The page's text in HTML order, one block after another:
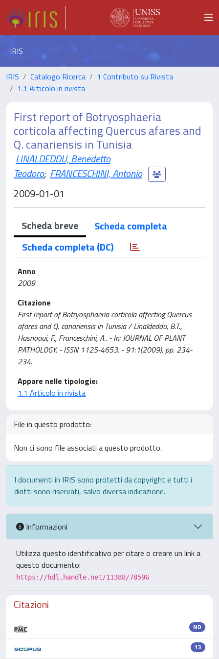
IRIS
IRIS Catalogo Ricerca
1 Contributo su Rivista
1.1 Articolo in rivista
First report of Botryosphaeria
corticola affecting Quercus afares and
Q. canariensis in Tunisia
LINALDEDDU, Benedetto
Teodoro; FRANCESCHINI, Antonio
2009-01-01
Scheda breve
Scheda completa
Scheda completa (DC)
Anno
2009
Citazione
First report of Botryosphaeria corticola affecting Quercus
afares and Q. canariensis in Tunisia / Linaldeddu, B.T.,
Hasnaoui, F., Franceschini, A.. - In: JOURNAL OF PLANT
PATHOLOGY. - ISSN 1125-4653. - 91:1(2009), pp. 234-
234.
Appare nelle tipologie:
1.1 Articolo in rivista
File in questo prodotto:
Non ci sono file associati a questo prodotto.
I documenti in IRIS sono protetti da copyright e tutti i
diritti sono riservati, salvo diversa indicazione.
Informazioni
Utilizza questo identificativo per citare o creare un link a
questo documento:
https://hdl.handle.net/11388/78596
Citazioni
ND
13